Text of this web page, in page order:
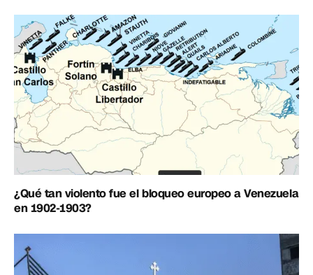
¿Qué tan violento fue el bloqueo europeo a Venezuela
en 1902-1903?